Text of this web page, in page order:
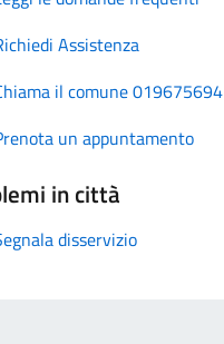
Assistenza
il comune 019675694
un appuntamento
in città
disservizio